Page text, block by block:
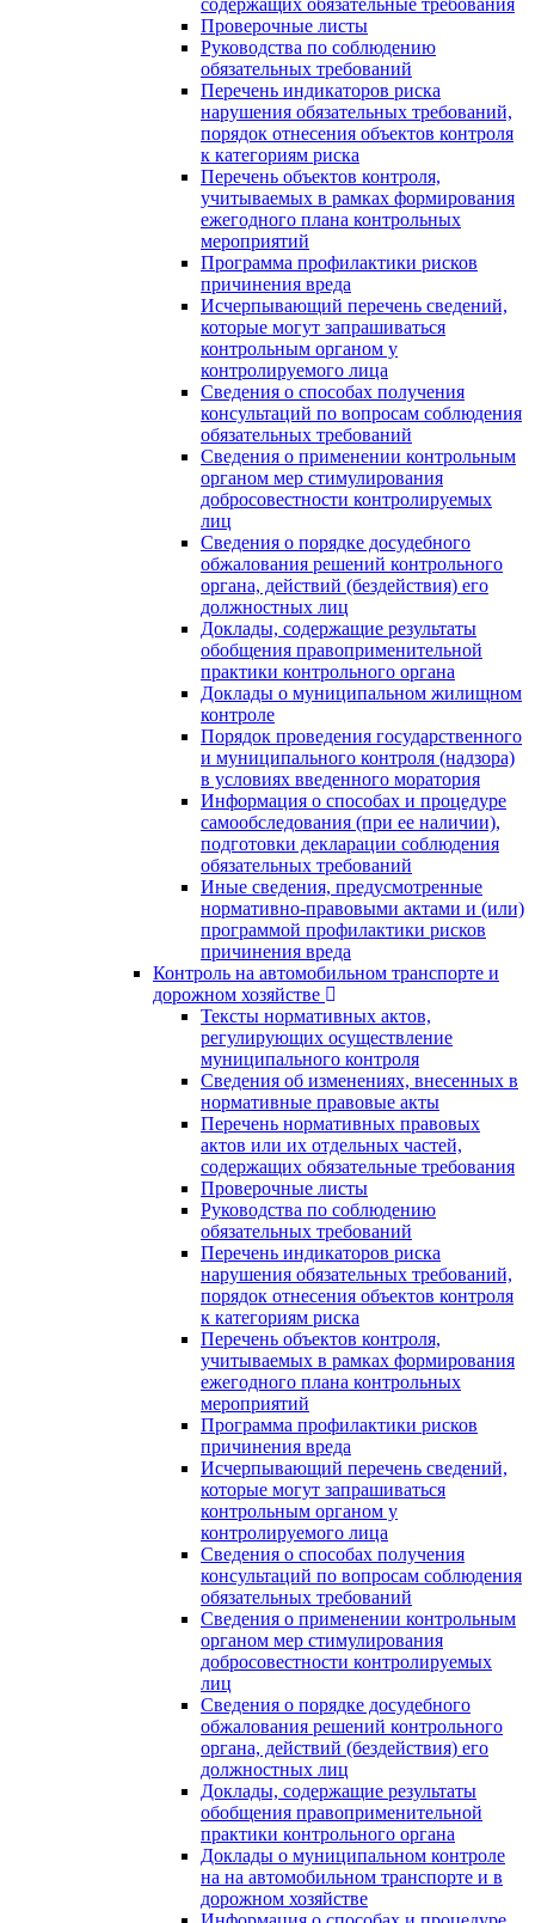
Проверочные листы
Руководства по соблюдению
обязательных требований
Перечень индикаторов риска
нарушения обязательных требований,
порядок отнесения объектов контроля
к категориям риска
Перечень объектов контроля,
учитываемых в рамках формирования
ежегодного плана контрольных
мероприятий
Программа профилактики рисков
причинения вреда
Исчерпывающий перечень сведений,
которые могут запрашиваться
контрольным органом у
контролируемого лица
Сведения о способах получения
консультаций по вопросам соблюдения
обязательных требований
Сведения о применении контрольным
органом мер стимулирования
добросовестности контролируемых
лиц
Сведения о порядке досудебного
обжалования решений контрольного
органа, действий (бездействия) его
должностных лиц
Доклады, содержащие результаты
обобщения правоприменительной
практики контрольного органа
Доклады о муниципальном жилищном
контроле
Порядок проведения государственного
и муниципального контроля (надзора)
в условиях введенного моратория
Информация о способах и процедуре
самообследования (при ее наличии),
подготовки декларации соблюдения
обязательных требований
Иные сведения, предусмотренные
нормативно-правовыми актами и (или)
программой профилактики рисков
причинения вреда
Контроль на автомобильном транспорте и
дорожном хозяйстве
Тексты нормативных актов,
регулирующих осуществление
муниципального контроля
Сведения об изменениях, внесенных в
нормативные правовые акты
Перечень нормативных правовых
актов или их отдельных частей,
содержащих обязательные требования
Проверочные листы
Руководства по соблюдению
обязательных требований
Перечень индикаторов риска
нарушения обязательных требований,
порядок отнесения объектов контроля
к категориям риска
Перечень объектов контроля,
учитываемых в рамках формирования
ежегодного плана контрольных
мероприятий
Программа профилактики рисков
причинения вреда
Исчерпывающий перечень сведений,
которые могут запрашиваться
контрольным органом у
контролируемого лица
Сведения о способах получения
консультаций по вопросам соблюдения
обязательных требований
Сведения о применении контрольным
органом мер стимулирования
добросовестности контролируемых
лиц
Сведения о порядке досудебного
обжалования решений контрольного
органа, действий (бездействия) его
должностных лиц
Доклады, содержащие результаты
обобщения правоприменительной
практики контрольного органа
Доклады о муниципальном контроле
на на автомобильном транспорте и в
дорожном хозяйстве